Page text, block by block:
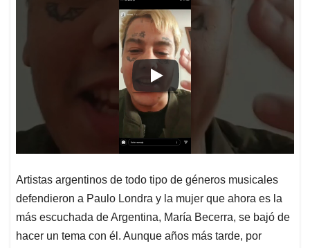
Artistas argentinos de todo tipo de géneros musicales
defendieron a Paulo Londra y la mujer que ahora es la
más escuchada de Argentina, María Becerra, se bajó de
hacer un tema con él. Aunque años más tarde, por